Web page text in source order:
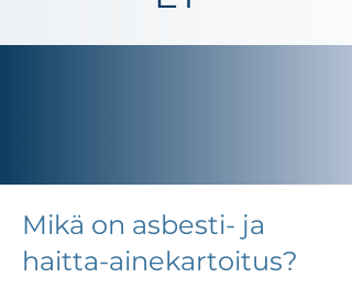
Mikä on asbesti- ja
haitta-ainekartoitus?